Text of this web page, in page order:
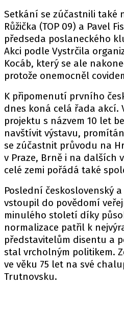
Setkání se zúčastnili také
Růžička (TOP 09) a Pavel
předseda poslaneckého
Akci podle Vystrčila
Kocáb, který se ale
protože onemocněl
K připomenutí prvního
dnes koná celá řada akcí.
projektu s názvem 10 let
navštívit výstavu,
se zúčastnit průvodu na
v Praze, Brně i na dalších
celé zemi pořádá také
Poslední československý
vstoupil do povědomí
minulého století díky
normalizace patřil k
představitelům disentu a
stal vrcholným politikem.
ve věku 75 let na své
Trutnovsku.